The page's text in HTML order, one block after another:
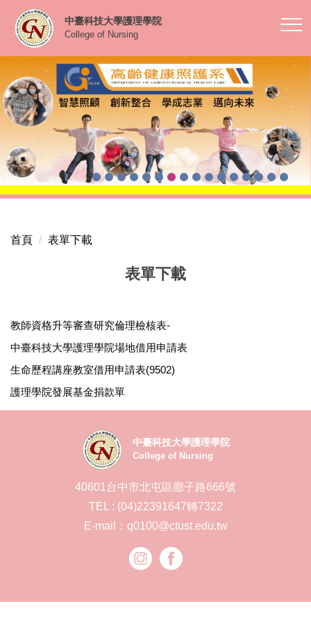
到
內
容
區
中臺科技大學護理學院
College of Nursing
首頁 表單下載
表單下載
教師資格升等審查研究倫理檢核表-
中臺科技大學護理學院場地借用申請表
生命歷程講座教室借用申請表(9502)
護理學院發展基金捐款單
中臺科技大學護理學院
College of Nursing
40601台中市北屯區廍子路666號
TEL : (04)22391647轉7322
E-mail：q0100@ctust.edu.tw